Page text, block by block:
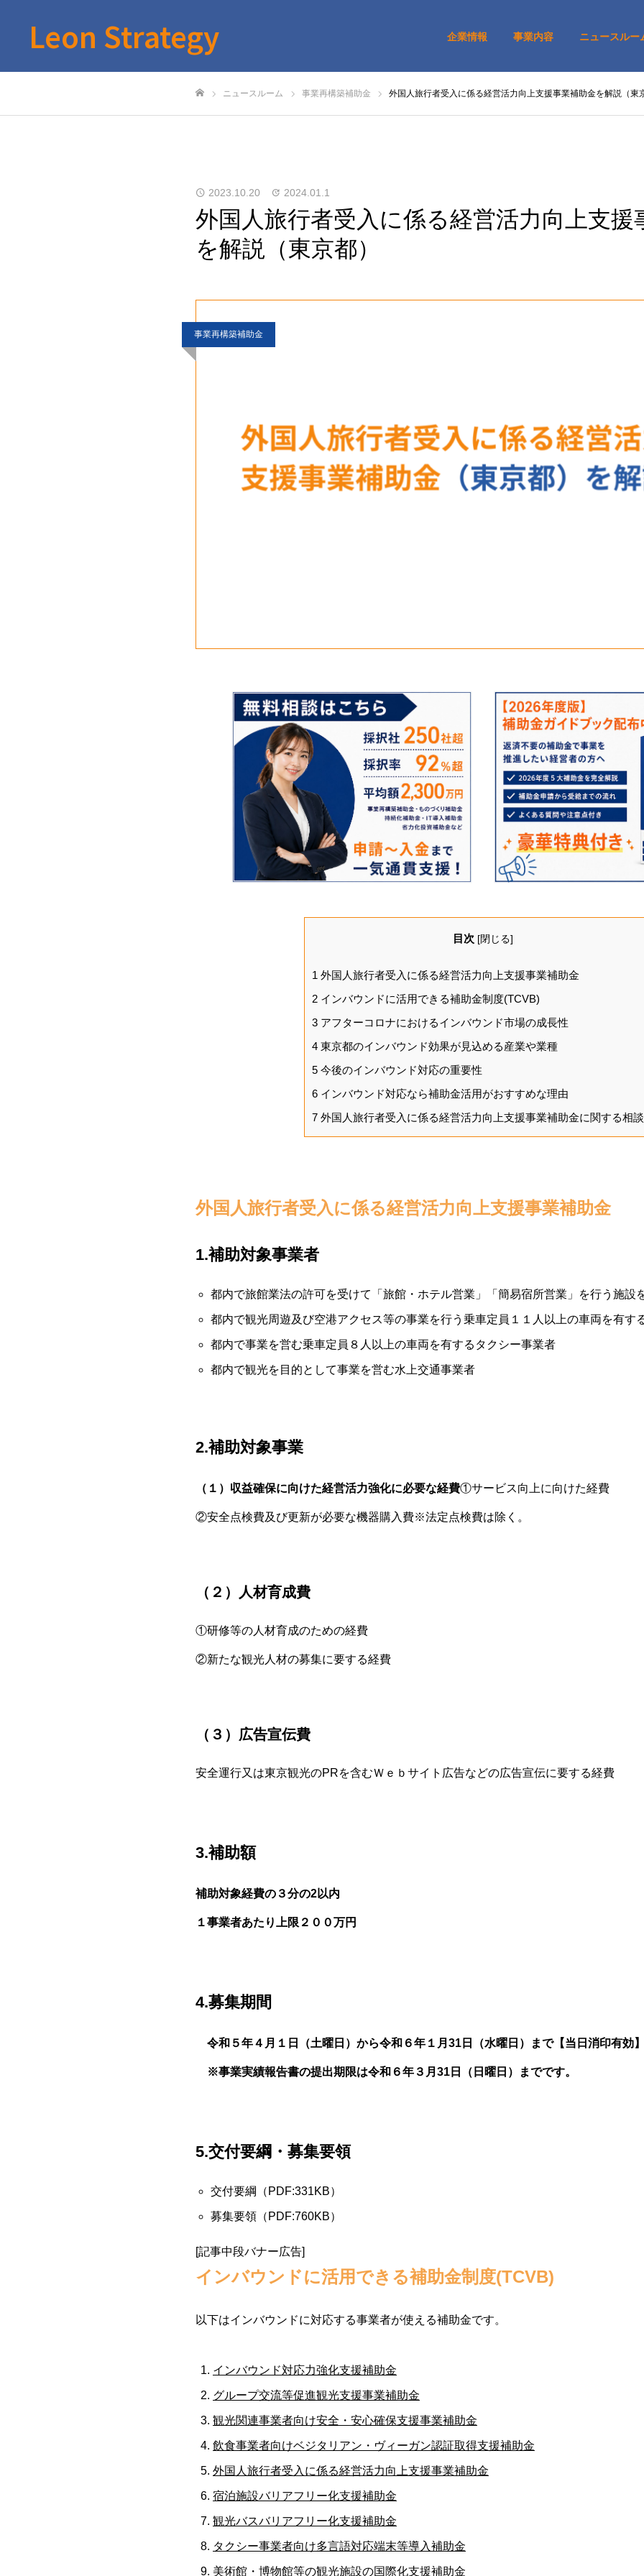
Leon Strategy 企業情報 事業内容 ニュースルー
ニュースルーム 事業再構築補助金 外国人旅行者受入に係る経営活力向上支援事業補助金を解説（東
2023.10.20 2024.01.1
外国人旅行者受入に係る経営活力向上支援
を解説（東京都）
事業再構築補助金
目次 [閉じる]
1 外国人旅行者受入に係る経営活力向上支援事業補助金
2インバウンドに活用できる補助金制度(TCVB)
3アフターコロナにおけるインバウンド市場の成長性
4東京都のインバウンド効果が見込める産業や業種
5今後のインバウンド対応の重要性
6インバウンド対応なら補助金活用がおすすめな理由
7外国人旅行者受入に係る経営活力向上支援事業補助金に関する相
外国人旅行者受入に係る経営活力向上支援事業補助金
1.補助対象事業者
都内で旅館業法の許可を受けて「旅館・ホテル営業」「簡易宿所営業」を行う施設
都内で観光周遊及び空港アクセス等の事業を行う乗車定員１１人以上の車両を有す
都内で事業を営む乗車定員８人以上の車両を有するタクシー事業者
都内で観光を目的として事業を営む水上交通事業者
2.補助対象事業
（１）収益確保に向けた経営活力強化に必要な経費①サービス向上に向けた経費
②安全点検費及び更新が必要な機器購入費※法定点検費は除く。
（２）人材育成費
①研修等の人材育成のための経費
②新たな観光人材の募集に要する経費
（３）広告宣伝費
安全運行又は東京観光のPRを含むＷｅｂサイト広告などの広告宣伝に要する経費
3.補助額
補助対象経費の３分の2以内
１事業者あたり上限２００万円
4.募集期間
令和５年４月１日（土曜日）から令和６年１月31日（水曜日）まで【当日消印有効
※事業実績報告書の提出期限は令和６年３月31日（日曜日）までです。
5.交付要綱・募集要領
交付要綱（PDF:331KB）
募集要領（PDF:760KB）
[記事中段バナー広告]
インバウンドに活用できる補助金制度(TCVB)
以下はインバウンドに対応する事業者が使える補助金です。
インバウンド対応力強化支援補助金
グループ交流等促進観光支援事業補助金
観光関連事業者向け安全・安心確保支援事業補助金
飲食事業者向けベジタリアン・ヴィーガン認証取得支援補助金
外国人旅行者受入に係る経営活力向上支援事業補助金
宿泊施設バリアフリー化支援補助金
観光バスバリアフリー化支援補助金
タクシー事業者向け多言語対応端末等導入補助金
美術館・博物館等の観光施設の国際化支援補助金